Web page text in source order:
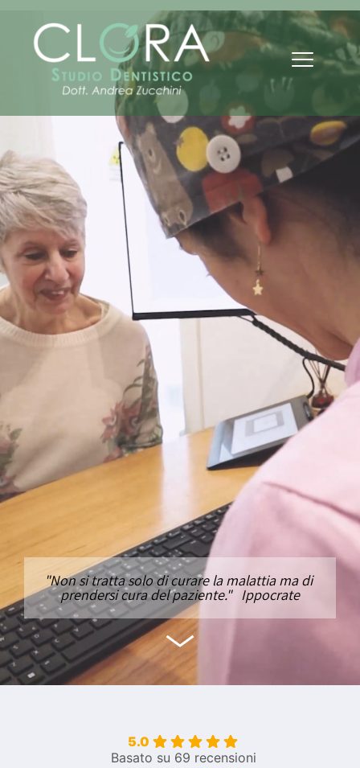
"Non si tratta solo di curare la malattia ma di
prendersi cura del paziente."   Ippocrate
5.0
Basato su 69 recensioni